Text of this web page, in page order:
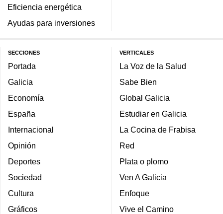
Eficiencia energética
Ayudas para inversiones
SECCIONES
Portada
Galicia
Economía
España
Internacional
Opinión
Deportes
Sociedad
Cultura
Gráficos
VERTICALES
La Voz de la Salud
Sabe Bien
Global Galicia
Estudiar en Galicia
La Cocina de Frabisa
Red
Plata o plomo
Ven A Galicia
Enfoque
Vive el Camino